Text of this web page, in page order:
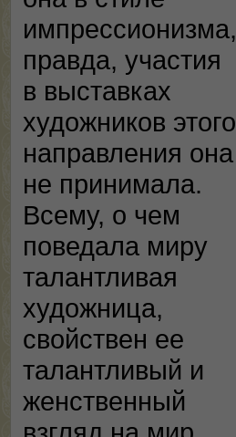
импрессионизма,
правда, участия
в выставках
художников этого
направления она
не принимала.
Всему, о чем
поведала миру
талантливая
художница,
свойствен ее
талантливый и
женственный